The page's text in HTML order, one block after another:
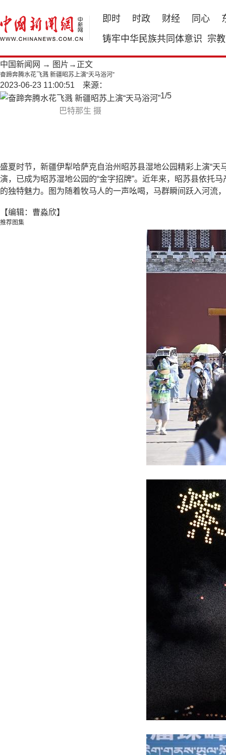
即时 时政 财经 同心
铸牢中华民族共同体意识 宗教
中国新闻网 → 图片 →正文
奋蹄奔腾水花飞溅 新疆昭苏上演“天马浴河”
2023-06-23 11:00:51 来源：
巴特那生 摄
1/5
盛夏时节，新疆伊犁哈萨克自治州昭苏县湿地公园精彩上演“
演，已成为昭苏湿地公园的“金字招牌”。近年来，昭苏县依托
的独特魅力。图为随着牧马人的一声吆喝，马群瞬间跃入河流
【编辑：曹淼欣】
推荐图集